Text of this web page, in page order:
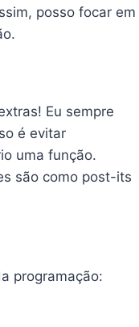
posso focar em
Eu sempre
é evitar
uma função.
são como post-its
programação: